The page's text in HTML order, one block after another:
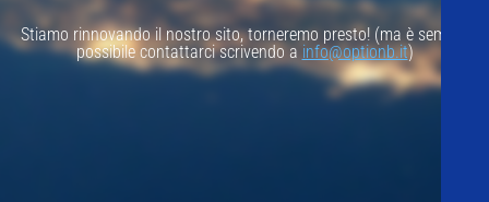
Stiamo rinnovando il nostro sito, torneremo presto! (ma è sempre
possibile contattarci scrivendo a info@optionb.it)